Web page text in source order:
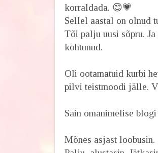
korraldada. 😊💗
Sellel aastal on olnud
Tõi palju uusi sõpru.
kohtunud.
Oli ootamatuid kurbi
pilvi teistmoodi jälle.
Sain omanimelise
Mõnes asjast loobusin.